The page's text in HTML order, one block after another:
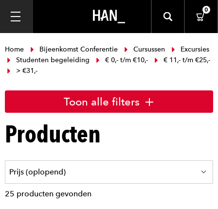
0
Home Bijeenkomst Conferentie Cursussen
Excursies
Studenten begeleiding
€ 0,- t/m €10,-
€ 11,- t/m €25,-
> €31,-
Toon alle filters
Producten
25 producten gevonden